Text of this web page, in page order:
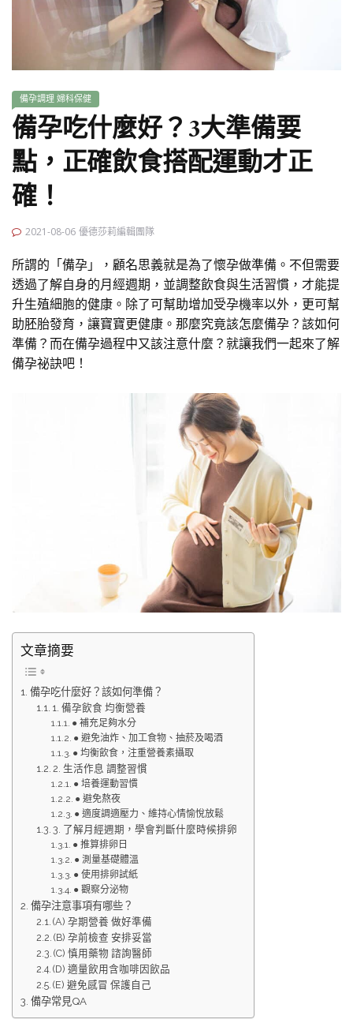
備孕調理 婦科保健
備孕吃什麼好？3大準備要
點，正確飲食搭配運動才正
確！
2021-08-06 優德莎莉編輯團隊
所謂的「備孕」，顧名思義就是為了懷孕做準備。不但需要
透過了解自身的月經週期，並調整飲食與生活習慣，才能提
升生殖細胞的健康。除了可幫助增加受孕機率以外，更可幫
助胚胎發育，讓寶寶更健康。那麼究竟該怎麼備孕？該如何
準備？而在備孕過程中又該注意什麼？就讓我們一起來了解
備孕祕訣吧！
文章摘要
備孕吃什麼好？該如何準備？
1. 備孕飲食 均衡營養
● 補充足夠水分
● 避免油炸、加工食物、抽菸及喝酒
● 均衡飲食，注重營養素攝取
2. 生活作息 調整習慣
● 培養運動習慣
● 避免熬夜
● 適度調適壓力、維持心情愉悅放鬆
3. 了解月經週期，學會判斷什麼時候排卵
● 推算排卵日
● 測量基礎體溫
● 使用排卵試紙
● 觀察分泌物
備孕注意事項有哪些？
(A) 孕期營養 做好準備
(B) 孕前檢查 安排妥當
(C) 慎用藥物 諮詢醫師
(D) 適量飲用含咖啡因飲品
(E) 避免感冒 保護自己
備孕常見QA